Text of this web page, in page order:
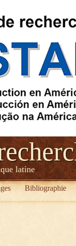
latine
Bibliographie